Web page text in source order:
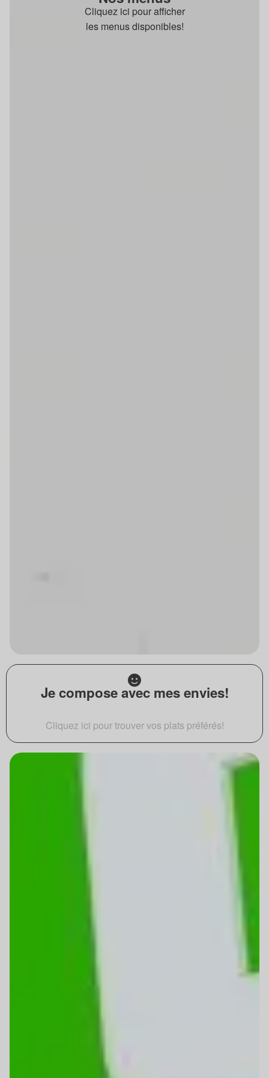
Cliquez ici pour afficher
les menus disponibles!
Je compose avec mes envies!
Cliquez ici pour trouver vos plats préférés!